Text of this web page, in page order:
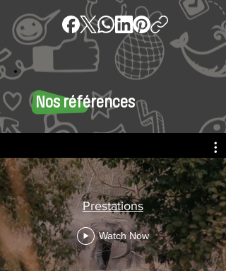
Nos références
Prestations
Watch Now